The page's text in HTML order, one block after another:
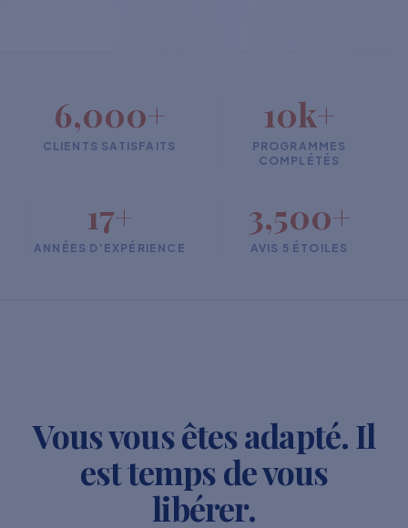
6,000+
CLIENTS SATISFAITS
10k+
PROGRAMMES
COMPLÉTÉS
17+
ANNÉES D'EXPÉRIENCE
3,500+
AVIS 5 ÉTOILES
Vous vous êtes adapté. Il
est temps de vous
libérer.